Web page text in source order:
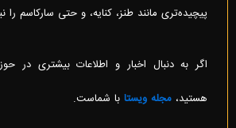
پیچیده‌تری مانند طنز، کنایه، و حتی سارکاسم را
اگر به دنبال اخبار و اطلاعات بیشتری در
هستید، مجله ویستا با شماست.